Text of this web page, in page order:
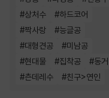
#상처수 #하드코어
#짝사랑 #능글공
#대형견공 #미남공
#현대물 #집착공 #동거
#츤데레수 #친구>연인